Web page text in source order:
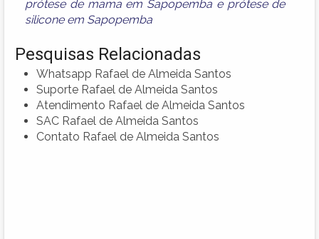
prótese de mama em Sapopemba e prótese de
silicone em Sapopemba
Pesquisas Relacionadas
Whatsapp Rafael de Almeida Santos
Suporte Rafael de Almeida Santos
Atendimento Rafael de Almeida Santos
SAC Rafael de Almeida Santos
Contato Rafael de Almeida Santos